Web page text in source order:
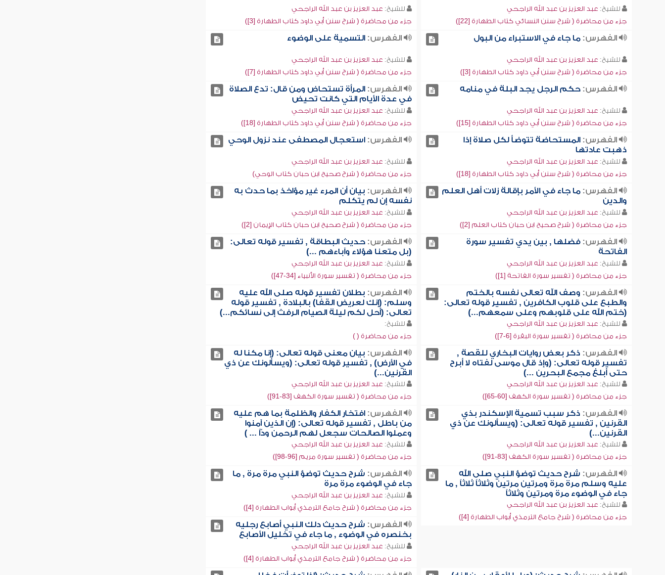
للشيخ: عبد العزيز بن عبد الله الراجحي
جزء من محاضرة ( شرح سنن النسائي كتاب الطهارة [22])
للشيخ: عبد العزيز بن عبد الله الراجحي
جزء من محاضرة ( شرح سنن أبي داود كتاب الطهارة [3])
الفهرس:ما جاء في الاستبراء من البول
للشيخ: عبد العزيز بن عبد الله الراجحي
جزء من محاضرة ( شرح سنن أبي داود كتاب الطهارة [3])
الفهرس: التسمية على الوضوء
للشيخ: عبد العزيز بن عبد الله الراجحي
جزء من محاضرة ( شرح سنن أبي داود كتاب الطهارة [7])
الفهرس:حكم الرجل يجد البلة في منامه
للشيخ: عبد العزيز بن عبد الله الراجحي
جزء من محاضرة ( شرح سنن أبي داود كتاب الطهارة [15])
الفهرس: المرأة تستحاض ومن قال: تدع الصلاة
في عدة الأيام التي كانت تحيض
للشيخ: عبد العزيز بن عبد الله الراجحي
جزء من محاضرة ( شرح سنن أبي داود كتاب الطهارة [18])
الفهرس:المستحاضة تتوضأ لكل صلاة إذا
ذهبت عادتها
للشيخ: عبد العزيز بن عبد الله الراجحي
جزء من محاضرة ( شرح سنن أبي داود كتاب الطهارة [18])
الفهرس: استعجال المصطفى عند نزول الوحي
للشيخ: عبد العزيز بن عبد الله الراجحي
جزء من محاضرة ( شرح صحيح ابن حبان كتاب الوحي)
الفهرس:ما جاء في الأمر بإقالة زلات أهل العلم
والدين
للشيخ: عبد العزيز بن عبد الله الراجحي
جزء من محاضرة ( شرح صحيح ابن حبان كتاب العلم [2])
الفهرس: بيان أن المرء غير مؤاخذ بما حدث به
نفسه إن لم يتكلم
للشيخ: عبد العزيز بن عبد الله الراجحي
جزء من محاضرة ( شرح صحيح ابن حبان كتاب الإيمان [2])
الفهرس:فضلها , بين يدي تفسير سورة
الفاتحة
للشيخ: عبد العزيز بن عبد الله الراجحي
جزء من محاضرة ( تفسير سورة الفاتحة [1])
الفهرس: حديث البطاقة , تفسير قوله تعالى:
(بل متعنا هؤلاء وآباءهم ...)
للشيخ: عبد العزيز بن عبد الله الراجحي
جزء من محاضرة ( تفسير سورة الأنبياء [34-47])
الفهرس: وصف الله تعالى نفسه بالختم
والطبع على قلوب الكافرين , تفسير قوله تعالى:
(ختم الله على قلوبهم وعلى سمعهم...)
للشيخ: عبد العزيز بن عبد الله الراجحي
جزء من محاضرة ( تفسير سورة البقرة [6-7])
الفهرس: بطلان تفسير قوله صلى الله عليه
وسلم: (إنك لعريض القفا) بالبلادة , تفسير قوله
تعالى: (أحل لكم ليلة الصيام الرفث إلى نسائكم...)
للشيخ:
جزء من محاضرة ( )
الفهرس: ذكر بعض روايات البخاري للقصة ,
تفسير قوله تعالى: (وإذ قال موسى لفتاه لا أبرح
حتى أبلغ مجمع البحرين ...)
للشيخ: عبد العزيز بن عبد الله الراجحي
جزء من محاضرة ( تفسير سورة الكهف [60-65])
الفهرس: بيان معنى قوله تعالى: (إنا مكنا له
في الأرض) , تفسير قوله تعالى: (ويسألونك عن ذي
القرنين...)
للشيخ: عبد العزيز بن عبد الله الراجحي
جزء من محاضرة ( تفسير سورة الكهف [83-91])
الفهرس: ذكر سبب تسمية الإسكندر بذي
القرنين , تفسير قوله تعالى: (ويسألونك عن ذي
القرنين...)
للشيخ: عبد العزيز بن عبد الله الراجحي
جزء من محاضرة ( تفسير سورة الكهف [83-91])
الفهرس: افتخار الكفار والظلمة بما هم عليه
من باطل , تفسير قوله تعالى: (إن الذين آمنوا
وعملوا الصالحات سجعل لهم الرحمن ودّاً ... )
للشيخ: عبد العزيز بن عبد الله الراجحي
جزء من محاضرة ( تفسير سورة مريم [96-98])
الفهرس: شرح حديث توضؤ النبي صلى الله
عليه وسلم مرة مرة ومرتين مرتين وثلاثاً ثلاثاً , ما
جاء في الوضوء مرة ومرتين وثلاثاً
للشيخ: عبد العزيز بن عبد الله الراجحي
جزء من محاضرة ( شرح جامع الترمذي أبواب الطهارة [4])
الفهرس: شرح حديث توضؤ النبي مرة مرة , ما
جاء في الوضوء مرة مرة
للشيخ: عبد العزيز بن عبد الله الراجحي
جزء من محاضرة ( شرح جامع الترمذي أبواب الطهارة [4])
الفهرس: شرح حديث دلك النبي أصابع رجليه
بخنصره في الوضوء , ما جاء في تخليل الأصابع
للشيخ: عبد العزيز بن عبد الله الراجحي
جزء من محاضرة ( شرح جامع الترمذي أبواب الطهارة [4])